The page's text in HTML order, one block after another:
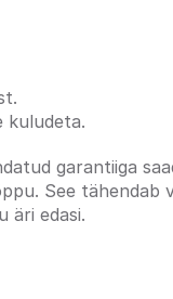
kuludeta.
garantiiga
See tähendab
äri edasi.